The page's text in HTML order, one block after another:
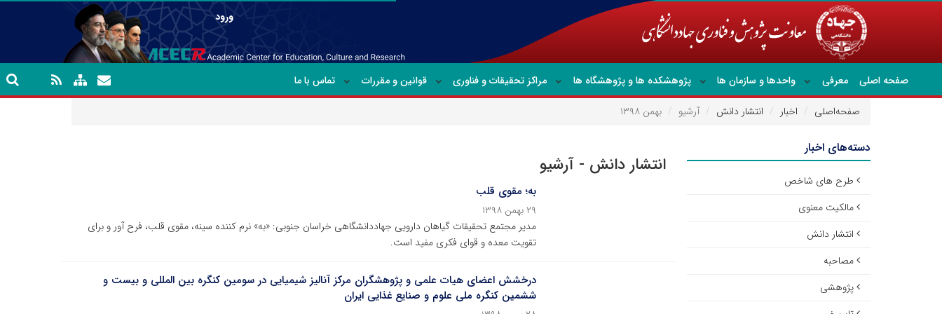
ورود
صفحه اصلی معرفی واحدها و سازمان ها پژوهشکده ها و پژوهشگاه ها مراکز تحقیقات و فناوری قوانین و مقررات
تماس با ما
صفحه‌اصلی
اخبار انتشار دانش آرشیو بهمن ۱۳۹۸
انتشار دانش - آرشیو
به؛ مقوی قلب
۲۹ بهمن ۱۳۹۸
مدیر مجتمع تحقیقات گیاهان دارویی جهاددانشگاهی خراسان جنوبی: «به» نرم کننده سینه، مقوی قلب، فرح آور و برای
تقویت معده و قوای فکری مفید است.
درخشش اعضای هیات علمی و پژوهشگران مرکز آنالیز شیمیایی در سومین کنگره بین المللی و بیست و
ششمین کنگره ملی علوم و صنایع غذایی ایران
دسته‌های اخبار
طرح های شاخص
مالکیت معنوی
انتشار دانش
مصاحبه
پژوهشی